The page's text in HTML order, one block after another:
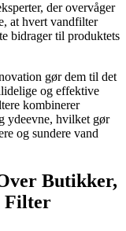
der overvåger
at hvert vandfilter
bidrager til produktets
gør dem til det
og effektive
kombinerer
ydeevne, hvilket gør
og sundere vand
Butikker,
Filter